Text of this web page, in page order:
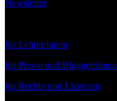
Newsletter
für Lehrer:innen
für Presse und Blogger:innen
für Rechte und Lizenzen